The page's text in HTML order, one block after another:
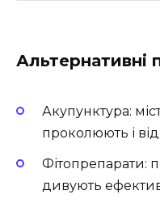
Альтернативні
Акупунктура:
проколюють і
Фітопрепарати:
дивують